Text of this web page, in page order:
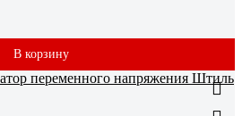
В корзину